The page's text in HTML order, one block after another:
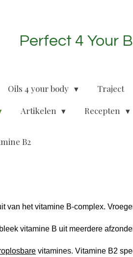
Perfect 4 Your
Oils 4 your body Traject
Artikelen Recepten
B2
van het vitamine B-complex.
vitamine B uit meerdere
vitamines. Vitamine B2